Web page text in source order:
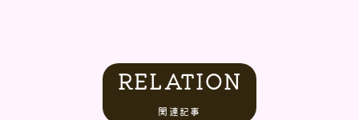
RELATION
関連記事